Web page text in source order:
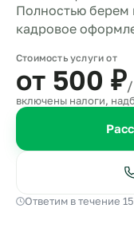
Полностью берем
кадровое
Стоимость услуги от
от 500 ₽/
включены налоги,
Ответим в течение